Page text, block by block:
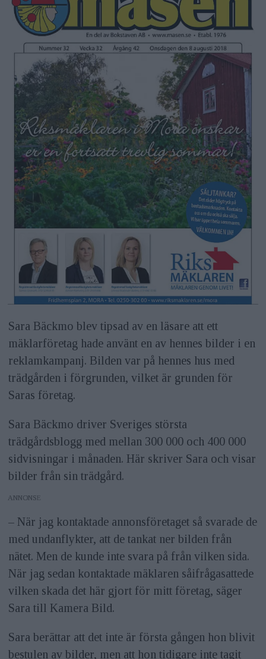
Sara Bäckmo blev tipsad av en läsare att ett
mäklarföretag hade använt en av hennes bilder i en
reklamkampanj. Bilden var på hennes hus med
trädgården i förgrunden, vilket är grunden för
Saras företag.
Sara Bäckmo driver Sveriges största
trädgårdsblogg med mellan 300 000 och 400 000
sidvisningar i månaden. Här skriver Sara och visar
bilder från sin trädgård.
ANNONS
– När jag kontaktade annonsföretaget så svarade de
med undanflykter, att de tankat ner bilden från
nätet. Men de kunde inte svara på från vilken sida.
När jag sedan kontaktade mäklaren såifrågasattede
vilken skada det här gjort för mitt företag, säger
Sara till Kamera Bild.
Sara berättar att det inte är första gången hon blivit
bestulen av bilder, men att hon tidigare inte tagit